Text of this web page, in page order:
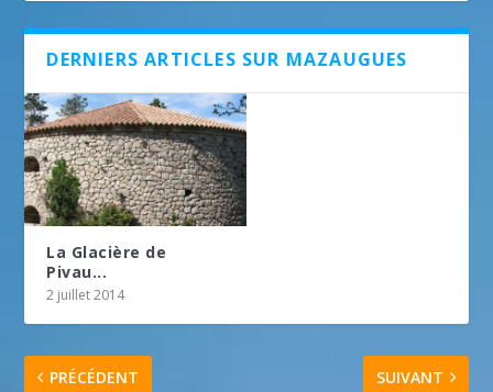
DERNIERS ARTICLES SUR MAZAUGUES
La Glacière de
Pivau...
2 juillet 2014
PRÉCÉDENT SUIVANT